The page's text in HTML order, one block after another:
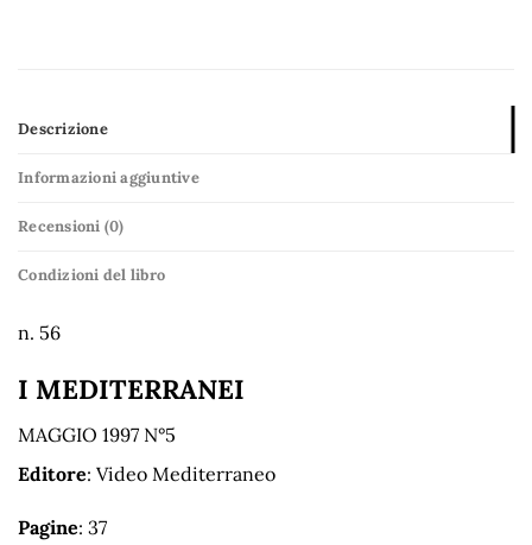
Descrizione
Informazioni aggiuntive
Recensioni (0)
Condizioni del libro
n. 56
I MEDITERRANEI
MAGGIO 1997 N°5
Editore: Video Mediterraneo
Pagine: 37